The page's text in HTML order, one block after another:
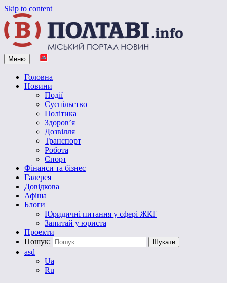
Skip to content
Vpoltave.info
Полтавський портал новин
Меню
Головна
Новини
Події
Суспільство
Політика
Здоров’я
Дозвілля
Транспорт
Робота
Спорт
Фінанси та бізнес
Галерея
Довідкова
Афіша
Блоги
Юридичні питання у сфері ЖКГ
Запитай у юриста
Проекти
Пошук:
asd
Ua
Ru